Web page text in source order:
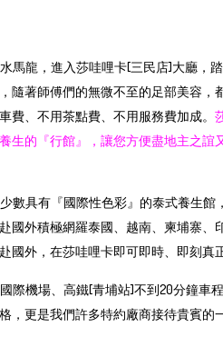
馬龍，進入莎哇哩卡[三民店]大廳，
隨著師傅們的無微不至的足部美容
費、不用茶點費、不用服務費加成。
生的『行館』，讓您方便盡地主之誼
數具有『國際性色彩』的泰式養生館
國外積極網羅泰國、越南、柬埔寨
國外，在莎哇哩卡即可即時、即刻真
際機場、高鐵[青埔站]不到20分鐘車
，更是我們許多特約廠商接待貴賓